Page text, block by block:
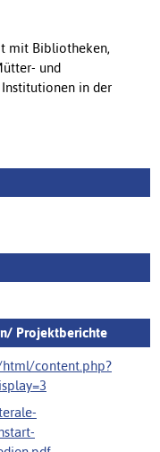
mit Bibliotheken,
und
in der
Projektberichte
‌content.php?